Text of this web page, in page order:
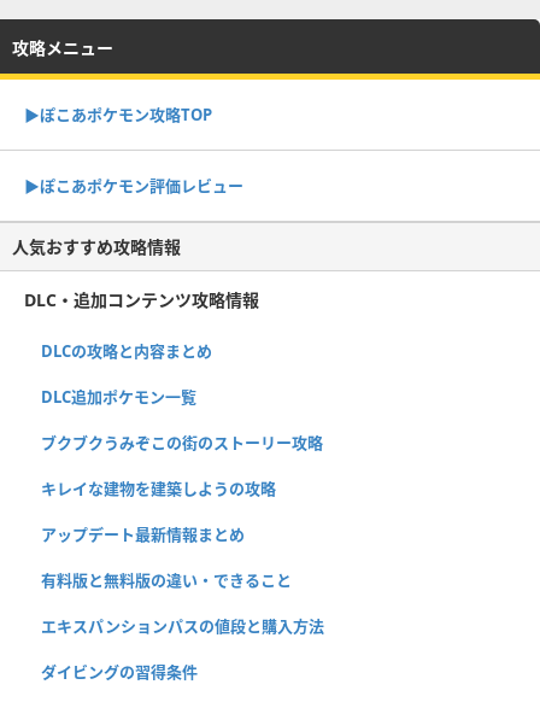
攻略メニュー
▶︎ぽこあポケモン攻略TOP
▶︎ぽこあポケモン評価レビュー
人気おすすめ攻略情報
DLC・追加コンテンツ攻略情報
DLCの攻略と内容まとめ
DLC追加ポケモン一覧
ブクブクうみぞこの街のストーリー攻略
キレイな建物を建築しようの攻略
アップデート最新情報まとめ
有料版と無料版の違い・できること
エキスパンションパスの値段と購入方法
ダイビングの習得条件